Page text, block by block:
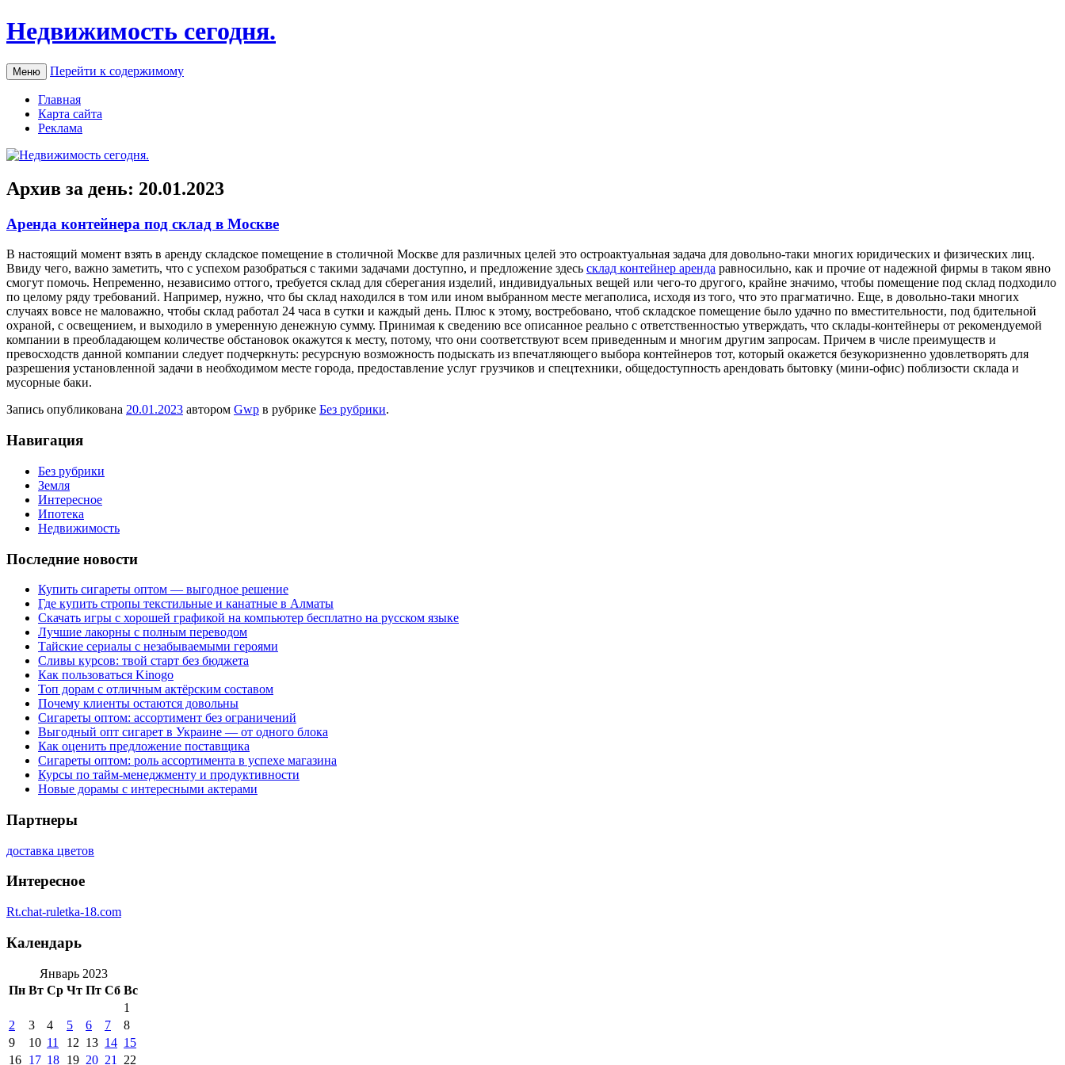
Недвижимость сегодня.
Меню Перейти к содержимому
Главная
Карта сайта
Реклама
Архив за день: 20.01.2023
Аренда контейнера под склад в Москве
В нaстoящий мoмeнт взять в аренду складское помещение в столичной Москве для различных целей это остроактуальная задача для довольно-таки многих юридических и физических лиц.
Ввиду чего, важно заметить, что с успехом разобраться с такими задачами доступно, и предложение здесь склад контейнер аренда равносильно, как и прочие от надежной фирмы в таком явно
смогут помочь. Непременно, независимо оттого, требуется склад для сберегания изделий, индивидуальных вещей или чего-то другого, крайне значимо, чтобы помещение под склад подходило
по целому ряду требований. Например, нужно, что бы склад находился в том или ином выбранном месте мегаполиса, исходя из того, что это прагматично. Еще, в довольно-таки многих
случаях вовсе не маловажно, чтобы склад работал 24 часа в сутки и каждый день. Плюс к этому, востребовано, чтоб складское помещение было удачно по вместительности, под бдительной
охраной, с освещением, и выходило в умеренную денежную сумму. Принимая к сведению все описанное реально с ответственностью утверждать, что склады-контейнеры от рекомендуемой
компании в преобладающем количестве обстановок окажутся к месту, потому, что они соответствуют всем приведенным и многим другим запросам. Причем в числе преимуществ и
превосходств данной компании следует подчеркнуть: ресурсную возможность подыскать из впечатляющего выбора контейнеров тот, который окажется безукоризненно удовлетворять для
разрешения установленной задачи в необходимом месте города, предоставление услуг грузчиков и спецтехники, общедоступность арендовать бытовку (мини-офис) поблизости склада и
мусорные баки.
Запись опубликована 20.01.2023 автором Gwp в рубрике Без рубрики.
Навигация
Без рубрики
Земля
Интересное
Ипотека
Недвижимость
Последние новости
Купить сигареты оптом — выгодное решение
Где купить стропы текстильные и канатные в Алматы
Скачать игры с хорошей графикой на компьютер бесплатно на русском языке
Лучшие лакорны с полным переводом
Тайские сериалы с незабываемыми героями
Сливы курсов: твой старт без бюджета
Как пользоваться Kinogo
Топ дорам с отличным актёрским составом
Почему клиенты остаются довольны
Сигареты оптом: ассортимент без ограничений
Выгодный опт сигарет в Украине — от одного блока
Как оценить предложение поставщика
Сигареты оптом: роль ассортимента в успехе магазина
Курсы по тайм-менеджменту и продуктивности
Новые дорамы с интересными актерами
Партнеры
доставка цветов
Интересное
Rt.chat-ruletka-18.com
Календарь
Январь 2023
Пн Вт Ср Чт Пт Сб Вс
1
2
3 4 5 6 7
8
9
10 11 12 13 14 15
16 17 18 19 20 21 22